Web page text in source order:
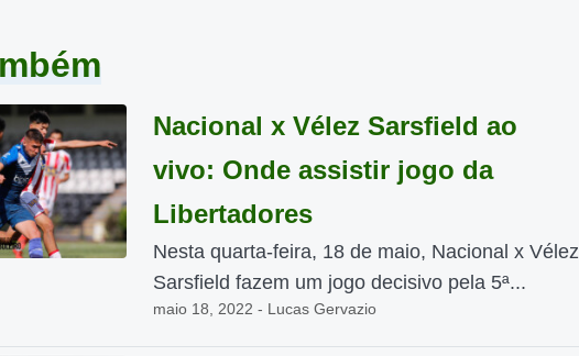
Nacional x Vélez Sarsfield ao
vivo: Onde assistir jogo da
Libertadores
Nesta quarta-feira, 18 de maio, Nacional x Vélez
Sarsfield fazem um jogo decisivo pela 5ª...
maio 18, 2022 - Lucas Gervazio